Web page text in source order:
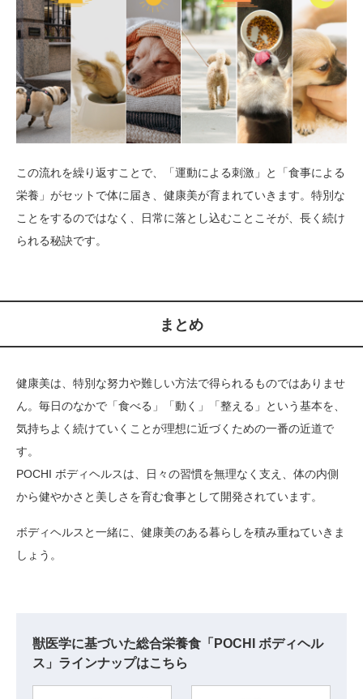
この流れを繰り返すことで、「運動による刺激」と「食事による
栄養」がセットで体に届き、健康美が育まれていきます。特別な
ことをするのではなく、日常に落とし込むことこそが、長く続け
られる秘訣です。
まとめ
健康美は、特別な努力や難しい方法で得られるものではありませ
ん。毎日のなかで「食べる」「動く」「整える」という基本を、
気持ちよく続けていくことが理想に近づくための一番の近道で
す。
POCHI ボディヘルスは、日々の習慣を無理なく支え、体の内側
から健やかさと美しさを育む食事として開発されています。
ボディヘルスと一緒に、健康美のある暮らしを積み重ねていきま
しょう。
獣医学に基づいた総合栄養食「POCHI ボディヘル
ス」ラインナップはこちら